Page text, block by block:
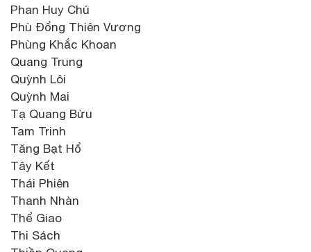
Phan Huy Chú
Phù Đổng Thiên Vương
Phùng Khắc Khoan
Quang Trung
Quỳnh Lôi
Quỳnh Mai
Tạ Quang Bửu
Tam Trinh
Tăng Bạt Hổ
Tây Kết
Thái Phiên
Thanh Nhàn
Thể Giao
Thi Sách